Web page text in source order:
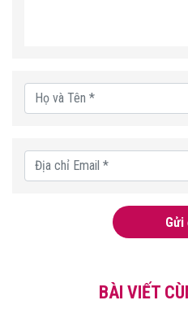
Gửi
BÀI VIẾT